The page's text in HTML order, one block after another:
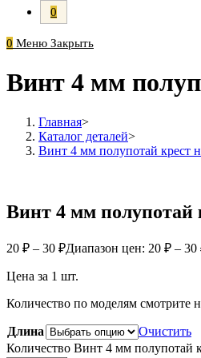
0
0 Меню Закрыть
Винт 4 мм
Главная>
Каталог деталей>
Винт 4 мм полупотай крест
Винт 4 мм полупотай
20 ₽ – 30 ₽Диапазон цен: 20 ₽ – 30
Цена за 1 шт.
Количество по моделям смотрите
Длина
Очистить
Количество Винт 4 мм полупотай